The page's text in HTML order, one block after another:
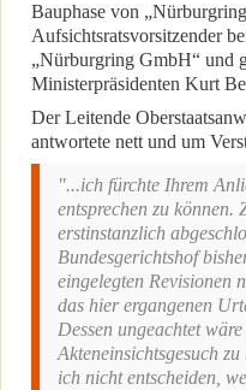
Bauphase von
Aufsichtsratsvorsitzender
„Nürburgring GmbH“ und
Ministerpräsidenten Kurt
Der Leitende
antwortete nett und um
"...ich fürchte Ihrem
entsprechen zu können.
erstinstanzlich
Bundesgerichtshof
eingelegten Revisionen
das hier ergangenen
Dessen ungeachtet
Akteneinsichtsgesuch
ich nicht entscheiden,